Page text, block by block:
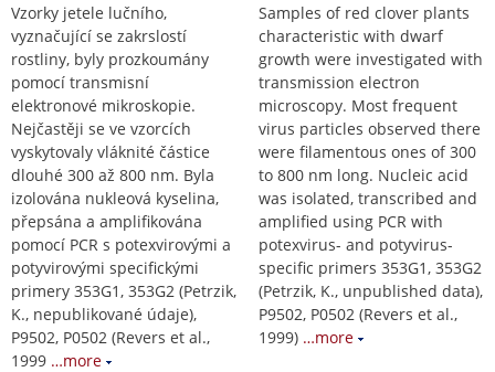
Vzorky jetele lučního,
vyznačující se zakrslostí
rostliny, byly prozkoumány
pomocí transmisní
elektronové mikroskopie.
Nejčastěji se ve vzorcích
vyskytovaly vláknité částice
dlouhé 300 až 800 nm. Byla
izolována nukleová kyselina,
přepsána a amplifikována
pomocí PCR s potexvirovými a
potyvirovými specifickými
primery 353G1, 353G2 (Petrzik,
K., nepublikované údaje),
P9502, P0502 (Revers et al.,
1999 …more
Samples of red clover plants
characteristic with dwarf
growth were investigated with
transmission electron
microscopy. Most frequent
virus particles observed there
were filamentous ones of 300
to 800 nm long. Nucleic acid
was isolated, transcribed and
amplified using PCR with
potexvirus- and potyvirus-
specific primers 353G1, 353G2
(Petrzik, K., unpublished data),
P9502, P0502 (Revers et al.,
1999) …more